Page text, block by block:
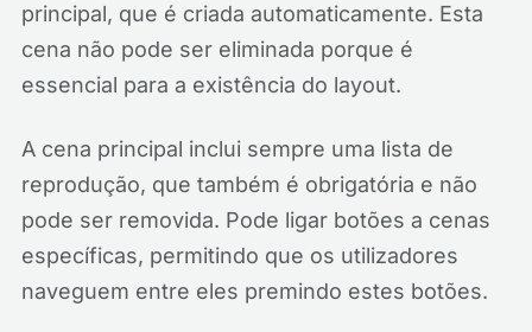
principal, que é criada automaticamente. Esta
cena não pode ser eliminada porque é
essencial para a existência do layout.
A cena principal inclui sempre uma lista de
reprodução, que também é obrigatória e não
pode ser removida. Pode ligar botões a cenas
específicas, permitindo que os utilizadores
naveguem entre eles premindo estes botões.